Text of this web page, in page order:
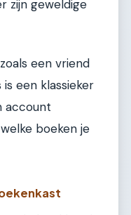
zijn geweldige
een vriend
een klassieker
account
boeken je